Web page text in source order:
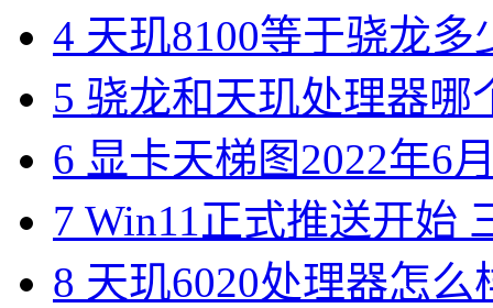
4 天玑8100等于骁龙
5 骁龙和天玑处理器哪
6 显卡天梯图2022年6
7 Win11正式推送开始
8 天玑6020处理器怎么